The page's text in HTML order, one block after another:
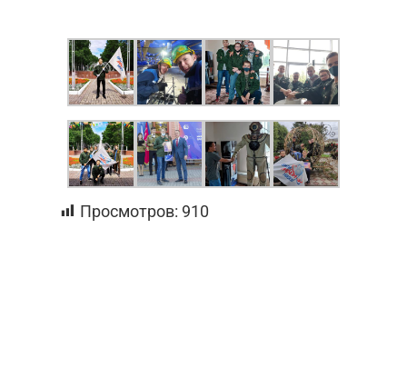
Просмотров: 910